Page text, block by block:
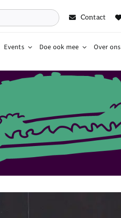
Contact
Events Doe ook mee Over ons